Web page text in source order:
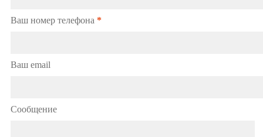
Ваш номер телефона *
Ваш email
Сообщение